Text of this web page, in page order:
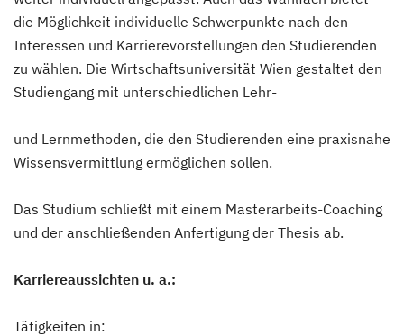
die Möglichkeit individuelle Schwerpunkte nach den
Interessen und Karrierevorstellungen den Studierenden
zu wählen. Die Wirtschaftsuniversität Wien gestaltet den
Studiengang mit unterschiedlichen Lehr-
und Lernmethoden, die den Studierenden eine praxisnahe
Wissensvermittlung ermöglichen sollen.
Das Studium schließt mit einem Masterarbeits-Coaching
und der anschließenden Anfertigung der Thesis ab.
Karriereaussichten u. a.:
Tätigkeiten in: